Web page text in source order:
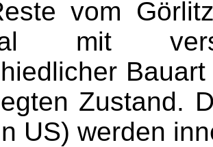
vom
mit
Zustand.
US) werden